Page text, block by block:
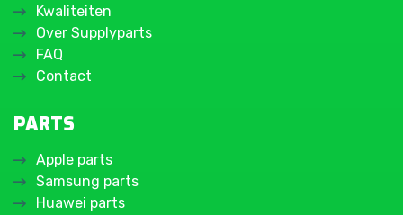
Kwaliteiten
Over Supplyparts
FAQ
Contact
PARTS
Apple parts
Samsung parts
Huawei parts